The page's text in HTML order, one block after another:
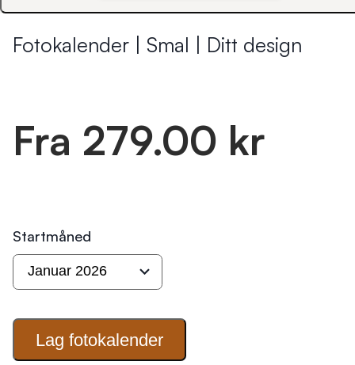
Fotokalender | Smal | Ditt design
Fra 279.00 kr
Startmåned
Lag fotokalender